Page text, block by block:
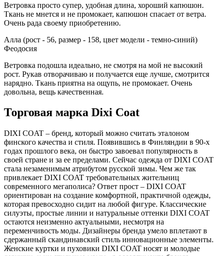
Ветровка просто супер, удобная длина, хороший капюшон.
Ткань не мнется и не промокает, капюшон спасает от ветра.
Очень рада своему приобретению.
Алла (рост - 56, размер - 158, цвет модели - темно-синий)
Феодосия
Ветровка подошла идеально, не смотря на мой не высокий
рост. Рукав отворачиваю и получается еще лучше, смотрится
нарядно. Ткань приятна на ощупь, не промокает. Очень
довольна, вещь качественная.
Торговая марка Dixi Coat
DIXI COAT – бренд, который можно считать эталоном
финского качества и стиля. Появившись в Финляндии в 90-х
годах прошлого века, он быстро завоевал популярность в
своей стране и за ее пределами. Сейчас одежда от DIXI COAT
стала незаменимым атрибутом русской зимы. Чем же так
привлекает DIXI COAT требовательных жительниц
современного мегаполиса? Ответ прост – DIXI COAT
ориентирован на создание комфортной, практичной одежды,
которая превосходно сидит на любой фигуре. Классические
силуэты, простые линии и натуральные оттенки DIXI COAT
остаются неизменно актуальными, несмотря на
переменчивость моды. Дизайнеры бренда умело вплетают в
сдержанный скандинавский стиль инновационные элементы.
Женские куртки и пуховики DIXI COAT носят и молодые